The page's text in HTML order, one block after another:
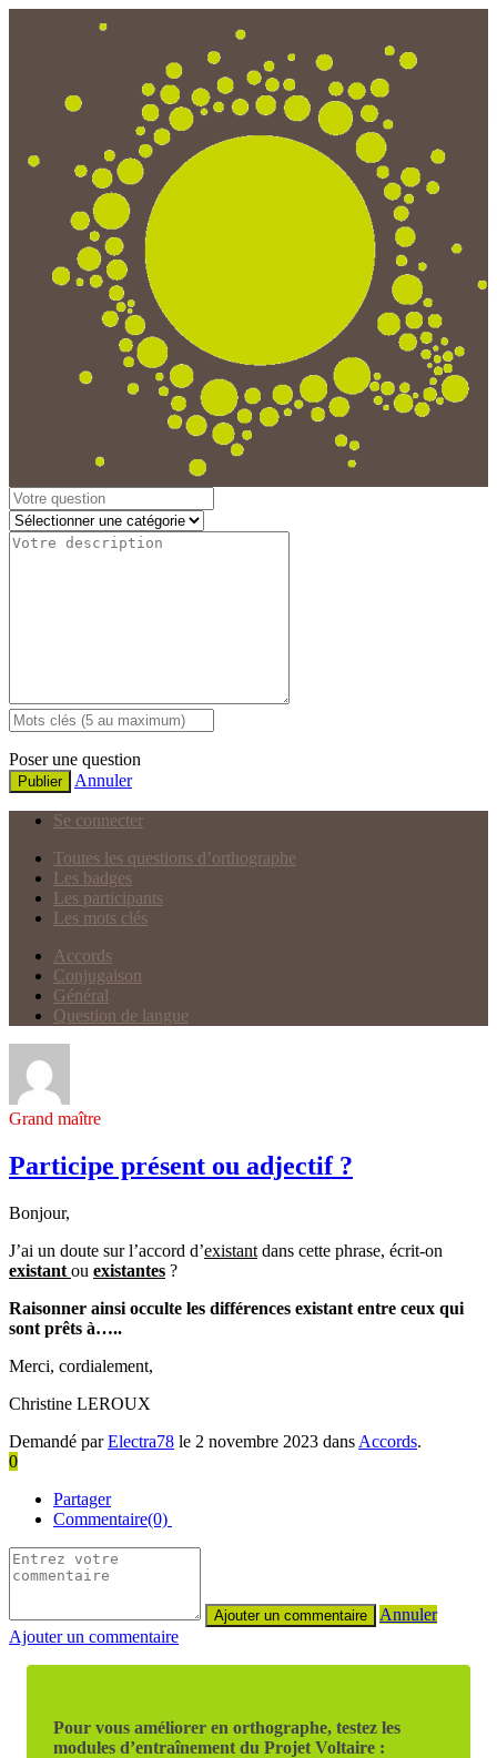
Poser une question
Publier Annuler
Se connecter
Toutes les questions d’orthographe
Les badges
Les participants
Les mots clés
Accords
Conjugaison
Général
Question de langue
Grand maître
Participe présent ou adjectif ?
Bonjour,
J’ai un doute sur l’accord d’existant dans cette phrase, écrit-on
existant ou existantes ?
Raisonner ainsi occulte les différences existant entre ceux qui
sont prêts à…..
Merci, cordialement,
Christine LEROUX
Demandé parElectra78 le 2 novembre 2023 dans Accords.
0
Partager
Commentaire(0)
Annuler
Ajouter un commentaire
Pour vous améliorer en orthographe, testez les
modules d’entraînement du Projet Voltaire :